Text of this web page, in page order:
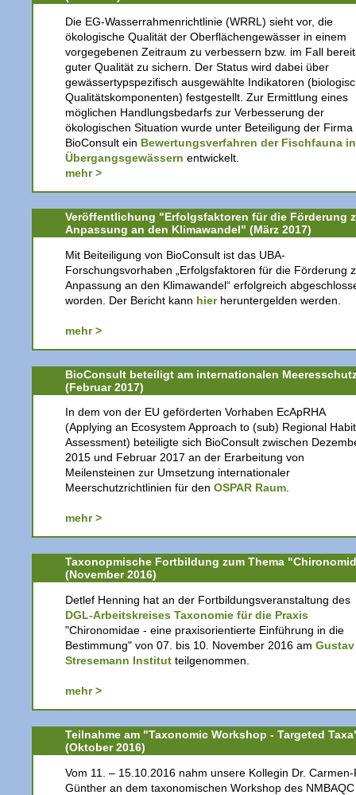
Die EG-Wasserrahmenrichtlinie (WRRL) sieht vor, die
ökologische Qualität der Oberflächengewässer in einem
vorgegebenen Zeitraum zu verbessern bzw. im Fall
guter Qualität zu sichern. Der Status wird dabei über
gewässertypspezifisch ausgewählte Indikatoren
Qualitätskomponenten) festgestellt. Zur Ermittlung eines
möglichen Handlungsbedarfs zur Verbesserung der
ökologischen Situation wurde unter Beteiligung der Firma
BioConsult ein Bewertungsverfahren der Fischfauna in
Übergangsgewässern entwickelt.
mehr >
Veröffentlichung "Erfolgsfaktoren für die Förderung
Anpassung an den Klimawandel" (März 2017)
Mit Beiteiligung von BioConsult ist das UBA-
Forschungsvorhaben „Erfolgsfaktoren für die Förderung
Anpassung an den Klimawandel“ erfolgreich
worden. Der Bericht kann hierheruntergelden werden.
mehr >
BioConsult beteiligt am internationalen
(Februar 2017)
In dem von der EU geförderten Vorhaben EcApRHA
(Applying an Ecosystem Approach to (sub) Regional
Assessment) beteiligte sich BioConsult zwischen
2015 und Februar 2017 an der Erarbeitung von
Meilensteinen zur Umsetzung internationaler
Meerschutzrichtlinien für den OSPAR Raum.
mehr >
Taxonopmische Fortbildung zum Thema
(November 2016)
Detlef Henning hat an der Fortbildungsveranstaltung des
DGL-Arbeitskreises Taxonomie für die Praxis
"Chironomidae - eine praxisorientierte Einführung in die
Bestimmung" von 07. bis 10. November 2016 am Gustav
Stresemann Institut teilgenommen.
mehr >
Teilnahme am "Taxonomic Workshop - Targeted
(Oktober 2016)
Vom 11. – 15.10.2016 nahm unsere Kollegin Dr. Carmen-
Günther an dem taxonomischen Workshop des